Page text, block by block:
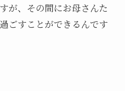
が、その間にお母さんた
ごすことができるんです